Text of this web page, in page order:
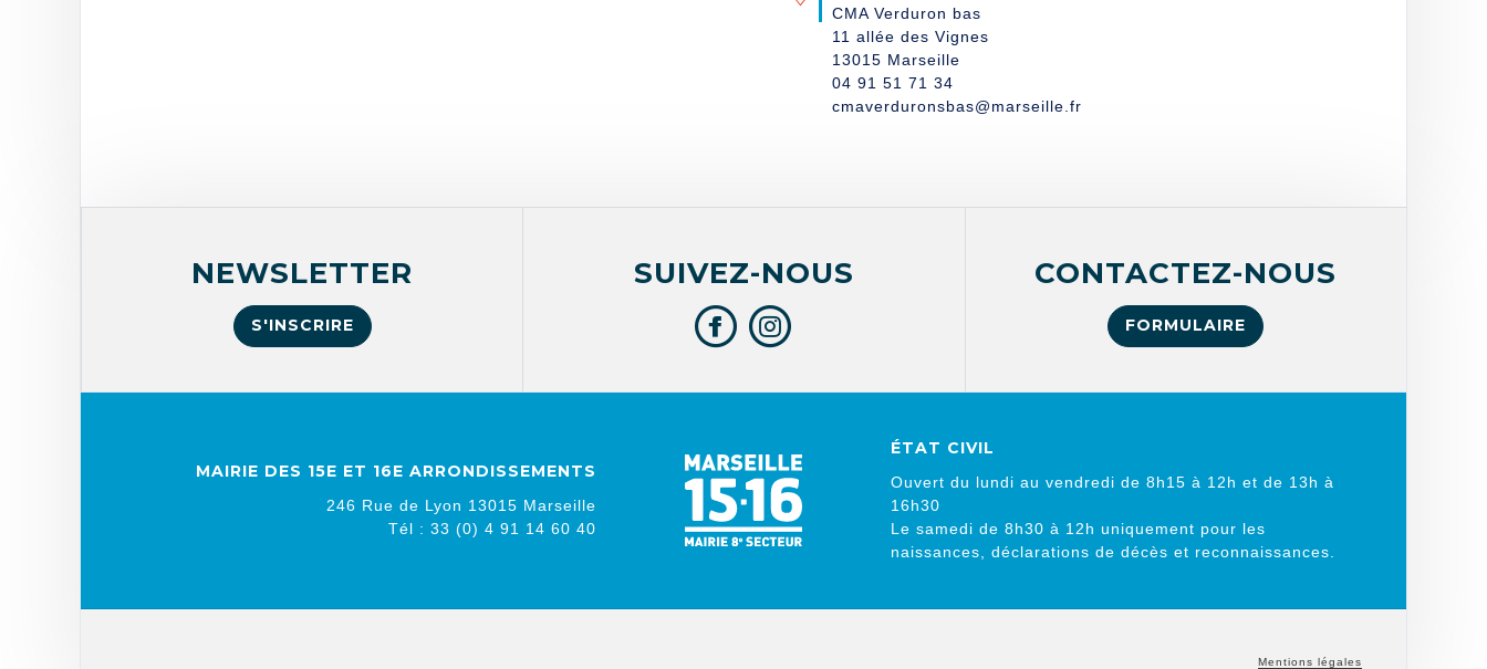
CMA Verduron bas
11 allée des Vignes
13015 Marseille
04 91 51 71 34
cmaverduronsbas@marseille.fr
NEWSLETTER
S'INSCRIRE
SUIVEZ-NOUS CONTACTEZ-NOUS
FORMULAIRE
MAIRIE DES 15E ET 16E ARRONDISSEMENTS
246 Rue de Lyon 13015 Marseille
Tél : 33 (0) 4 91 14 60 40
ÉTAT CIVIL
Ouvert du lundi au vendredi de 8h15 à 12h et de 13h à
16h30
Le samedi de 8h30 à 12h uniquement pour les
naissances, déclarations de décès et reconnaissances.
Mentions légales